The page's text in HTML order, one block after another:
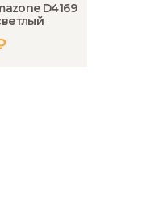
D4169